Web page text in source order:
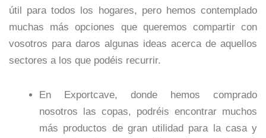
útil para todos los hogares, pero hemos contemplado
muchas más opciones que queremos compartir con
vosotros para daros algunas ideas acerca de aquellos
sectores a los que podéis recurrir.
En Exportcave, donde hemos comprado
nosotros las copas, podréis encontrar muchos
más productos de gran utilidad para la casa y